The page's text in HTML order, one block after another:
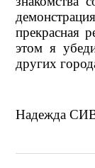
прекрасная
этом я
других
Надежда